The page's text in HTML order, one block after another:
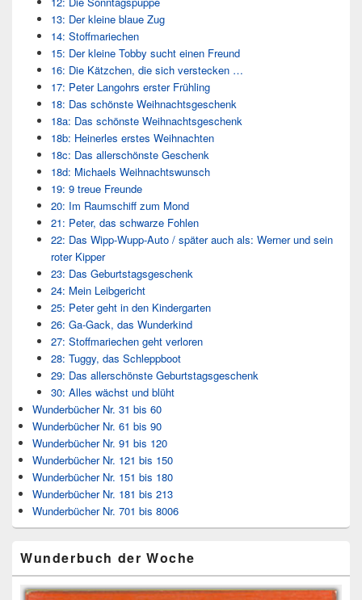
13: Der kleine blaue Zug
14: Stoffmariechen
15: Der kleine Tobby sucht einen Freund
16: Die Kätzchen, die sich verstecken …
17: Peter Langohrs erster Frühling
18: Das schönste Weihnachtsgeschenk
18a: Das schönste Weihnachtsgeschenk
18b: Heinerles erstes Weihnachten
18c: Das allerschönste Geschenk
18d: Michaels Weihnachtswunsch
19: 9 treue Freunde
20: Im Raumschiff zum Mond
21: Peter, das schwarze Fohlen
22: Das Wipp-Wupp-Auto / später auch als: Werner und sein
roter Kipper
23: Das Geburtstagsgeschenk
24: Mein Leibgericht
25: Peter geht in den Kindergarten
26: Ga-Gack, das Wunderkind
27: Stoffmariechen geht verloren
28: Tuggy, das Schleppboot
29: Das allerschönste Geburtstagsgeschenk
30: Alles wächst und blüht
Wunderbücher Nr. 31 bis 60
Wunderbücher Nr. 61 bis 90
Wunderbücher Nr. 91 bis 120
Wunderbücher Nr. 121 bis 150
Wunderbücher Nr. 151 bis 180
Wunderbücher Nr. 181 bis 213
Wunderbücher Nr. 701 bis 8006
Wunderbuch der Woche